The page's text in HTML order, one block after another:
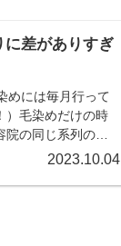
に差がありすぎ
めには毎月行って
）毛染めだけの時
の同じ系列の三
2023.10.04